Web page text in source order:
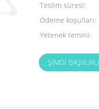
Teslim süresi:
Ödeme koşulları:
Yetenek temini:
ŞIMDI